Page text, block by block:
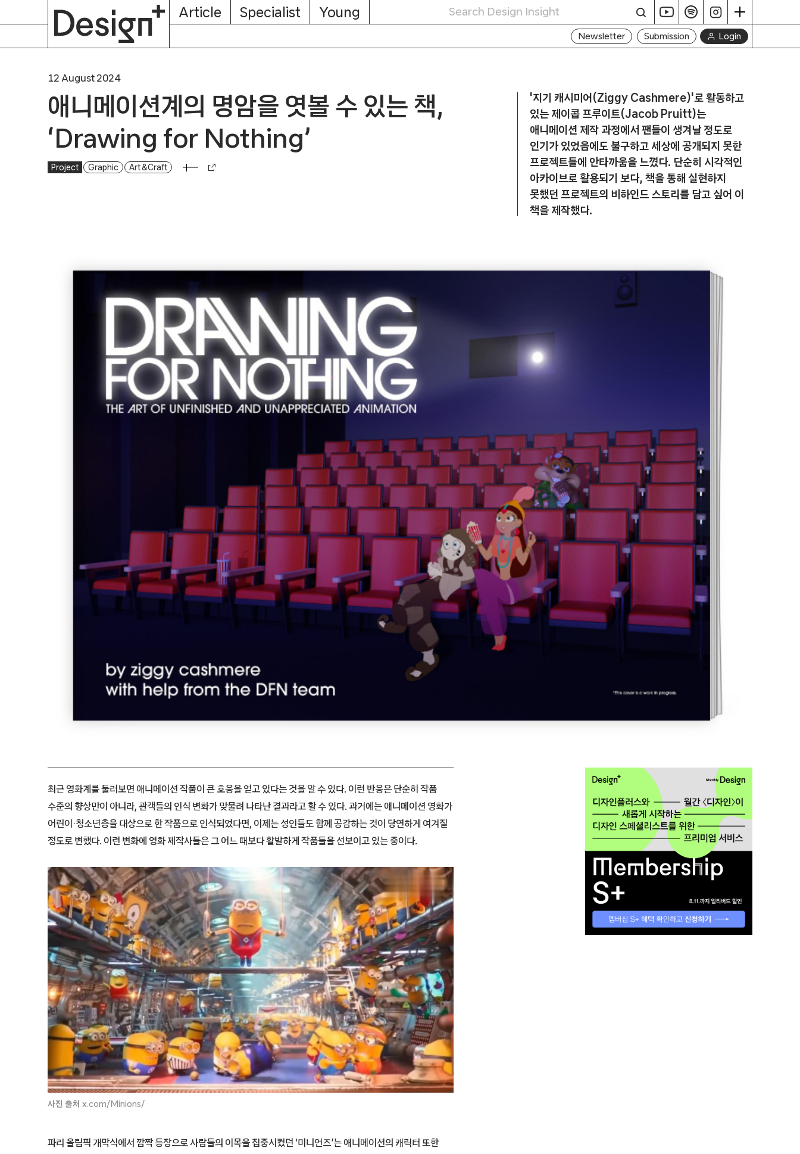
Article Specialist Young
Newsletter Submission Login
12 August 2024
애니메이션계의 명암을 엿볼 수 있는 책,
‘Drawing for Nothing’
Project Graphic Art & Craft
'지기 캐시미어(Ziggy Cashmere)'로 활동하고
있는 제이콥 프루이트(Jacob Pruitt)는
애니메이션 제작 과정에서 팬들이 생겨날 정도로
인기가 있었음에도 불구하고 세상에 공개되지 못한
프로젝트들에 안타까움을 느꼈다. 단순히 시각적인
아카이브로 활용되기 보다, 책을 통해 실현하지
못했던 프로젝트의 비하인드 스토리를 담고 싶어 이
책을 제작했다.
최근 영화계를 둘러보면 애니메이션 작품이 큰 호응을 얻고 있다는 것을 알 수 있다. 이런 반응은 단순히 작품
수준의 향상만이 아니라, 관객들의 인식 변화가 맞물려 나타난 결과라고 할 수 있다. 과거에는 애니메이션 영화가
어린이·청소년층을 대상으로 한 작품으로 인식되었다면, 이제는 성인들도 함께 공감하는 것이 당연하게 여겨질
정도로 변했다. 이런 변화에 영화 제작사들은 그 어느 때보다 활발하게 작품들을 선보이고 있는 중이다.
사진 출처 x.com/Minions/
파리 올림픽 개막식에서 깜짝 등장으로 사람들의 이목을 집중시켰던 ‘미니언즈’는 애니메이션의 캐릭터 또한
About
Subscription
Magazine